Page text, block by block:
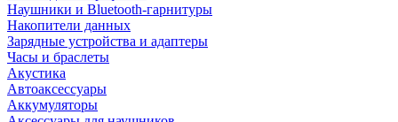
Наушники и Bluetooth-гарнитуры
Накопители данных
Зарядные устройства и адаптеры
Часы и браслеты
Акустика
Автоаксессуары
Аккумуляторы